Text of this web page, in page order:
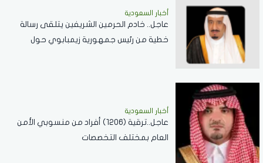
أخبار السعودية
عاجل.. خادم الحرمين الشريفين يتلقى رسالة
خطية من رئيس جمهورية زيمبابوي حول
أخبار السعودية
عاجل..ترقية (1206) أفراد من منسوبي الأمن
العام بمختلف التخصصات